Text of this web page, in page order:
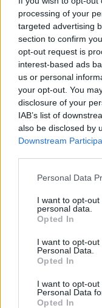
processing of your
targeted advertising
section to confirm
opt-out request is
interest-based ads
us or personal
your opt-out. You
disclosure of your
IAB’s list of
also be disclosed by
Downstream
Personal Data
I want to opt-
personal data.
Opted In
I want to opt-
Personal Data.
Opted In
I want to opt-
Personal Data
Opted In
LEGFRISSEBB